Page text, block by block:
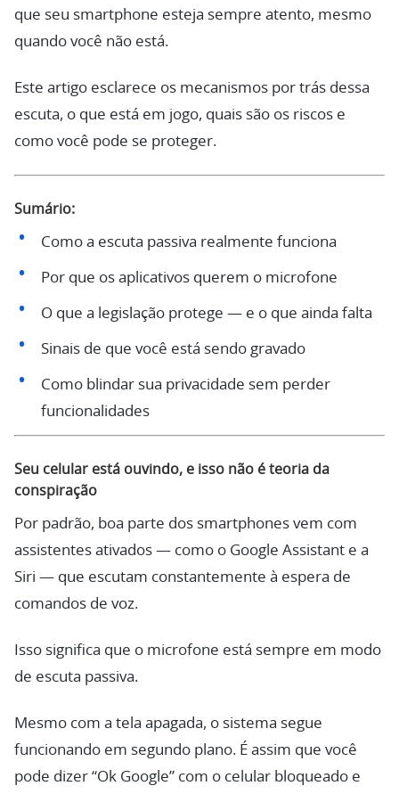
que seu smartphone esteja sempre atento, mesmo
quando você não está.
Este artigo esclarece os mecanismos por trás dessa
escuta, o que está em jogo, quais são os riscos e
como você pode se proteger.
Sumário:
Como a escuta passiva realmente funciona
Por que os aplicativos querem o microfone
O que a legislação protege — e o que ainda falta
Sinais de que você está sendo gravado
Como blindar sua privacidade sem perder
funcionalidades
Seu celular está ouvindo, e isso não é teoria da
conspiração
Por padrão, boa parte dos smartphones vem com
assistentes ativados — como o Google Assistant e a
Siri — que escutam constantemente à espera de
comandos de voz.
Isso significa que o microfone está sempre em modo
de escuta passiva.
Mesmo com a tela apagada, o sistema segue
funcionando em segundo plano. É assim que você
pode dizer “Ok Google” com o celular bloqueado e